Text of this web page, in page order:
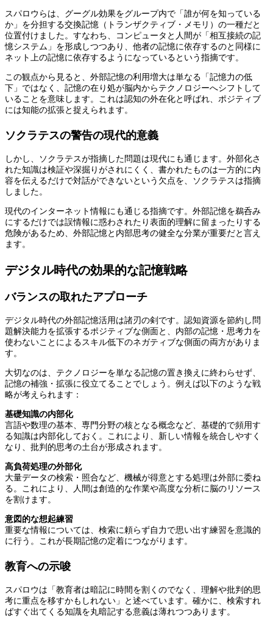
スパロウらは、グーグル効果をグループ内で「誰が何を知っている
か」を分担する交換記憶（トランザクティブ・メモリ）の一種だと
位置付けました。すなわち、コンピュータと人間が「相互接続の記
憶システム」を形成しつつあり、他者の記憶に依存するのと同様に
ネット上の記憶に依存するようになっているという指摘です。
この観点から見ると、外部記憶の利用増大は単なる「記憶力の低
下」ではなく、記憶の在り処が脳内からテクノロジーへシフトして
いることを意味します。これは認知の外在化と呼ばれ、ポジティブ
には知能の拡張と捉えられます。
ソクラテスの警告の現代的意義
しかし、ソクラテスが指摘した問題は現代にも通じます。外部化さ
れた知識は検証や深掘りがされにくく、書かれたものは一方的に内
容を伝えるだけで対話ができないという欠点を、ソクラテスは指摘
しました。
現代のインターネット情報にも通じる指摘です。外部記憶を鵜呑み
にするだけでは誤情報に惑わされたり表面的理解に留まったりする
危険があるため、外部記憶と内部思考の健全な分業が重要だと言え
ます。
デジタル時代の効果的な記憶戦略
バランスの取れたアプローチ
デジタル時代の外部記憶活用は諸刃の剣です。認知資源を節約し問
題解決能力を拡張するポジティブな側面と、内部の記憶・思考力を
使わないことによるスキル低下のネガティブな側面の両方がありま
す。
大切なのは、テクノロジーを単なる記憶の置き換えに終わらせず、
記憶の補強・拡張に役立てることでしょう。例えば以下のような戦
略が考えられます：
基礎知識の内部化
言語や数理の基本、専門分野の核となる概念など、基礎的で頻用す
る知識は内部化しておく。これにより、新しい情報を統合しやすく
なり、批判的思考の土台が形成されます。
高負荷処理の外部化
大量データの検索・照合など、機械が得意とする処理は外部に委ね
る。これにより、人間は創造的な作業や高度な分析に脳のリソース
を割けます。
意図的な想起練習
重要な情報については、検索に頼らず自力で思い出す練習を意識的
に行う。これが長期記憶の定着につながります。
教育への示唆
スパロウは「教育者は暗記に時間を割くのでなく、理解や批判的思
考に重点を移すかもしれない」と述べています。確かに、検索すれ
ばすぐ出てくる知識を丸暗記する意義は薄れつつあります。